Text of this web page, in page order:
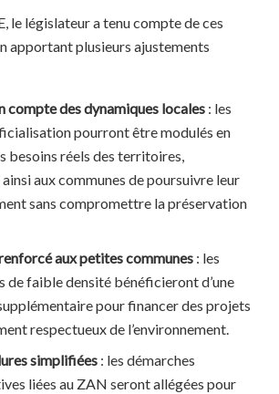
le législateur a tenu compte de ces
apportant plusieurs ajustements
compte des dynamiques locales : les
pourront être modulés en
besoins réels des territoires,
aux communes de poursuivre leur
sans compromettre la préservation
aux petites communes : les
de faible densité bénéficieront d’une
pour financer des projets
respectueux de l’environnement.
simplifiées : les démarches
liées au ZAN seront allégées pour